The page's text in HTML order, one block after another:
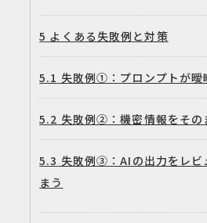
5 よくある失敗例と対策
5.1 失敗例①：プロンプトが曖
5.2 失敗例②：機密情報をその
5.3 失敗例③：AIの出力をレビ
まう